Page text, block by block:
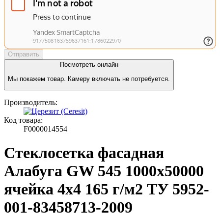
Отправить
Посмотреть онлайн
Мы покажем товар. Камеру включать не потребуется.
Производитель:
Код товара:
F0000014554
Стеклосетка фасадная
Алабуга GW 545 1000х50000
ячейка 4х4 165 г/м2 ТУ 5952-
001-83458713-2009